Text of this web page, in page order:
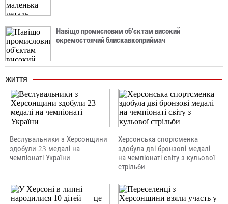
Навіщо промисловим об'єктам високий
окремостоячий блискавкоприймач
ЖИТТЯ
Веслувальники з Херсонщини
здобули 23 медалі на
чемпіонаті України
Херсонська спортсменка
здобула дві бронзові медалі
на чемпіонаті світу з кульової
стрільби